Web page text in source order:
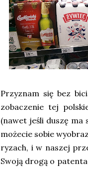
Przyznam się bez
zobaczenie tej
(nawet jeśli duszę ma
możecie sobie
ryzach, i w naszej
Swoją drogą o